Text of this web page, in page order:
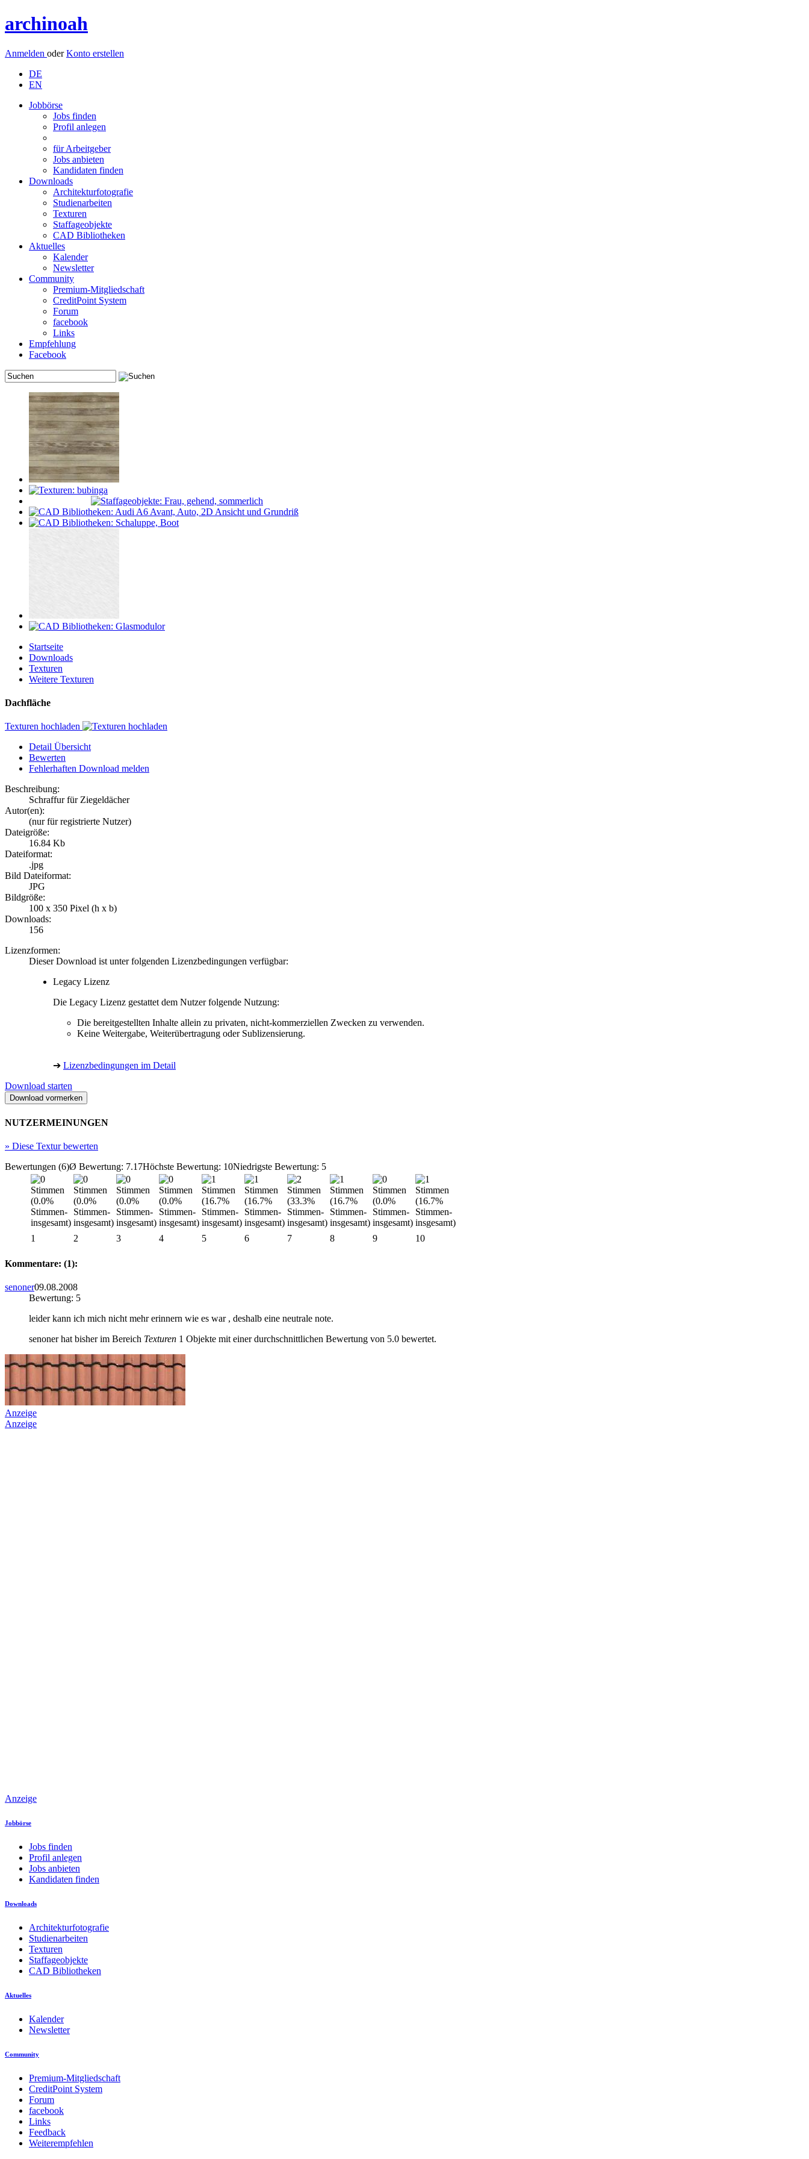
archinoah
Anmelden oderKonto erstellen
DE
EN
Jobbörse
Jobs finden
Profil anlegen
für Arbeitgeber
Jobs anbieten
Kandidaten finden
Downloads
Architekturfotografie
Studienarbeiten
Texturen
Staffageobjekte
CAD Bibliotheken
Aktuelles
Kalender
Newsletter
Community
Premium-Mitgliedschaft
CreditPoint System
Forum
facebook
Links
Empfehlung
Facebook
Startseite
Downloads
Texturen
Weitere Texturen
Dachfläche
Texturen hochladen
Detail Übersicht
Bewerten
Fehlerhaften Download melden
Beschreibung:
Schraffur für Ziegeldächer
Autor(en):
(nur für registrierte Nutzer)
Dateigröße:
16.84 Kb
Dateiformat:
.jpg
Bild Dateiformat:
JPG
Bildgröße:
100 x 350 Pixel (h x b)
Downloads:
156
Lizenzformen:
Dieser Download ist unter folgenden Lizenzbedingungen verfügbar:
Legacy Lizenz
Die Legacy Lizenz gestattet dem Nutzer folgende Nutzung:
Die bereitgestellten Inhalte allein zu privaten, nicht-kommerziellen Zwecken zu verwenden.
Keine Weitergabe, Weiterübertragung oder Sublizensierung.
➔ Lizenzbedingungen im Detail
Download starten
NUTZERMEINUNGEN
» Diese Textur bewerten
Bewertungen (6)Ø Bewertung: 7.17Höchste Bewertung: 10Niedrigste Bewertung: 5
1 2 3 4 5 6 7 8 9 10
Kommentare: (1):
senoner09.08.2008
Bewertung: 5
leider kann ich mich nicht mehr erinnern wie es war , deshalb eine neutrale note.
senoner hat bisher im Bereich Texturen 1 Objekte mit einer durchschnittlichen Bewertung von 5.0 bewertet.
Anzeige
Anzeige
Anzeige
Jobbörse
Jobs finden
Profil anlegen
Jobs anbieten
Kandidaten finden
Downloads
Architekturfotografie
Studienarbeiten
Texturen
Staffageobjekte
CAD Bibliotheken
Aktuelles
Kalender
Newsletter
Community
Premium-Mitgliedschaft
CreditPoint System
Forum
facebook
Links
Feedback
Weiterempfehlen